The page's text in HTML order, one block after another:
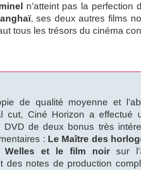
n’atteint pas la perfection
, ses deux autres films
tous les trésors du cinéma
de qualité moyenne et
cut, Ciné Horizon a effectué
DVD de deux bonus très
: Le Maître des
Welles et le film noir sur
des notes de production